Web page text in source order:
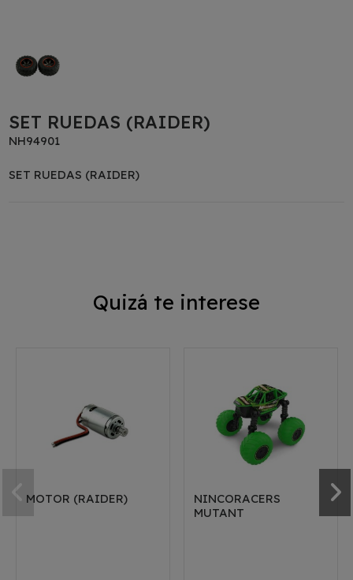
SET RUEDAS (RAIDER)
NH94901
SET RUEDAS (RAIDER)
Quizá te interese
MOTOR (RAIDER)
NINCORACERS
MUTANT